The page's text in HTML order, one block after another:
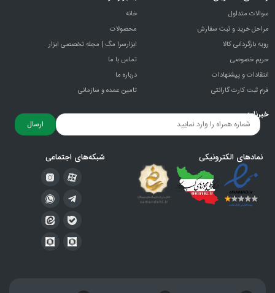
سوالات متداول
مراحل خرید و ثبت سفارش
رویه بازگردانی کالا
حریم خصوصی
انتقادات و پيشنهادات
فرم ثبت کارت گارانتی
خانه
محصولات
ابزارسرا مگ | مجله تخصصی ابزار
تماس با ما
درباره ما
تامین عمده و سازمانی
خبرنامه
ارسال
نمادهای الکترونیکی شبکه‌های اجتماعی